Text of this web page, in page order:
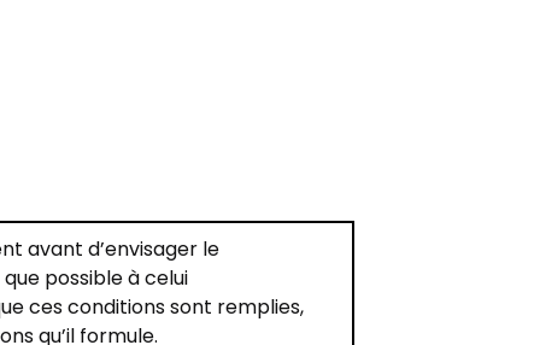
avant d’envisager le
possible à celui
ces conditions sont remplies,
qu’il formule.